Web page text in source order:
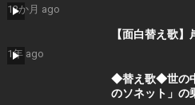
12か月 ago
【面白替え歌
1年 ago
◆替え歌◆世の
のソネット」の